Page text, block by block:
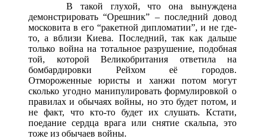
В такой глухой, что она вынуждена
демонстрировать “Орешник” – последний довод
московита в его “ракетной дипломатии”, и не где-
то, а вблизи Киева. Последний, так как дальше
только война на тотальное разрушение, подобная
той, которой Великобритания ответила на
бомбардировки Рейхом её городов.
Отмороженные юристы и ханжи потом могут
сколько угодно манипулировать формулировкой о
правилах и обычаях войны, но это будет потом, и
не факт, что кто-то будет их слушать. Кстати,
поедание сердца врага или снятие скальпа, это
тоже из обычаев войны.